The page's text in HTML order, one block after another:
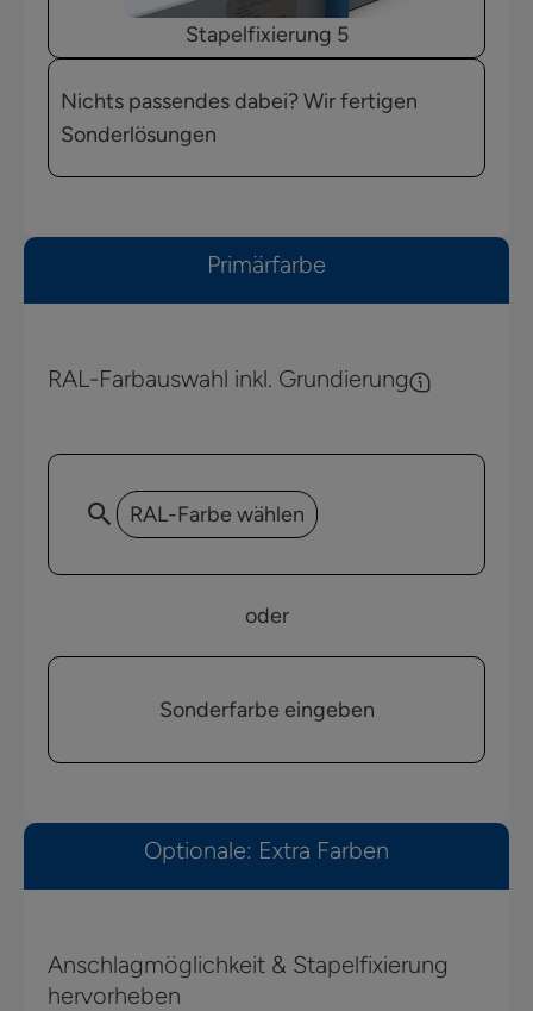
Stapelfixierung 5
Nichts passendes dabei? Wir fertigen
Sonderlösungen
Primärfarbe
RAL-Farbauswahl inkl. Grundierung
RAL-Farbe wählen
oder
Sonderfarbe eingeben
Optionale: Extra Farben
Anschlagmöglichkeit & Stapelfixierung
hervorheben